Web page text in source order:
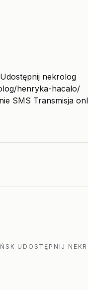
nekrolog
henryka-hacalo/
SMS Transmisja
UDOSTĘPNIJ